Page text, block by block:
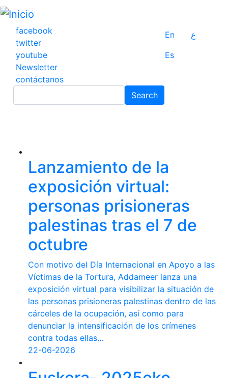
Pasar
contenido
principal
facebook
twitter
youtube
Newsletter
contáctanos
En
ع
Es
Search
Lanzamiento de la
exposición virtual:
personas prisioneras
palestinas tras el 7 de
octubre
Con motivo del Día Internacional en Apoyo a las
Víctimas de la Tortura, Addameer lanza una
exposición virtual para visibilizar la situación de
las personas prisioneras palestinas dentro de las
cárceles de la ocupación, así como para
denunciar la intensificación de los crímenes
contra todas ellas…
22-06-2026